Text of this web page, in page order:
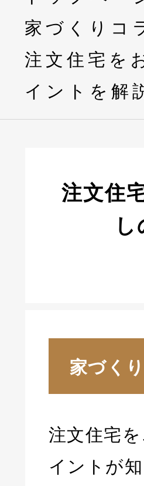
家づくりコ
注文住宅を
イントを解
注文住
家づく
注文住宅
イントが